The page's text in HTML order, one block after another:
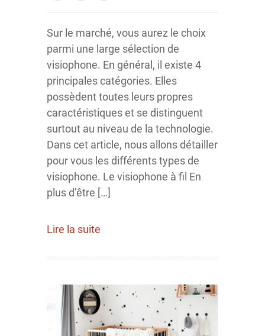
Sur le marché, vous aurez le choix
parmi une large sélection de
visiophone. En général, il existe 4
principales catégories. Elles
possèdent toutes leurs propres
caractéristiques et se distinguent
surtout au niveau de la technologie.
Dans cet article, nous allons détailler
pour vous les différents types de
visiophone. Le visiophone à fil En
plus d’être […]
Lire la suite